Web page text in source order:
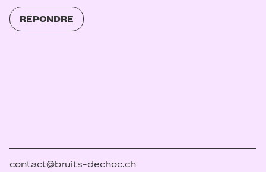
RÉPONDRE
contact@bruits-dechoc.ch